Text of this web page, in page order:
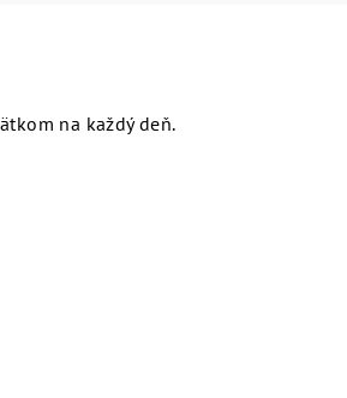
na každý deň.